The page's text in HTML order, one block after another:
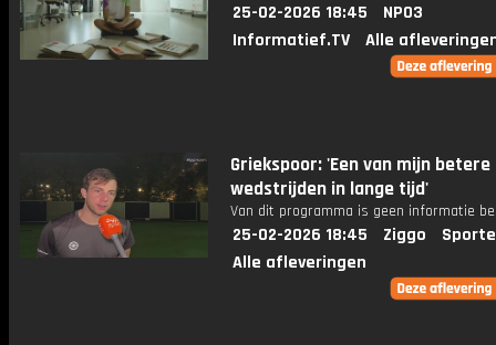
25-02-2026 18:45
NPO3
Informatief.TV
Alle
Griekspoor: 'Een van mijn betere
wedstrijden in lange tijd'
Van dit programma is geen informatie
25-02-2026 18:45 Ziggo
Alle afleveringen